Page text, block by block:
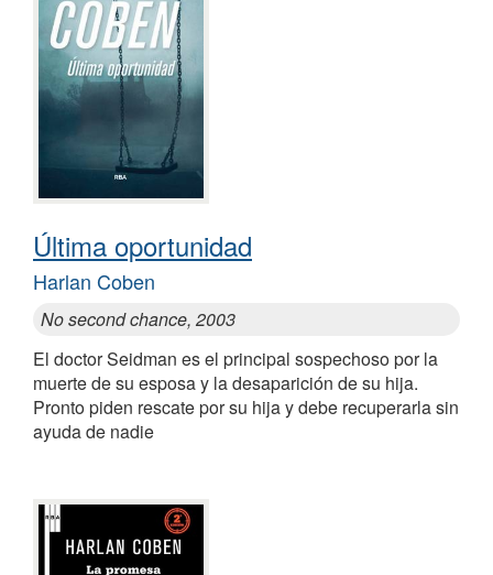
Última oportunidad
Harlan Coben
No second chance, 2003
El doctor Seidman es el principal sospechoso por la
muerte de su esposa y la desaparición de su hija.
Pronto piden rescate por su hija y debe recuperarla sin
ayuda de nadie